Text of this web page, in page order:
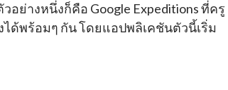
ย่างหนึ่งก็คือ Google Expeditions ที่ครู
ด้พร้อมๆ กัน โดยแอปพลิเคชันตัวนี้เริ่ม